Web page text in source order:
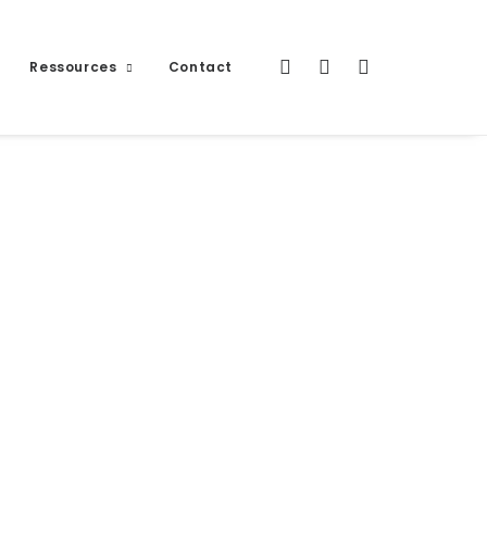
Ressources Contact